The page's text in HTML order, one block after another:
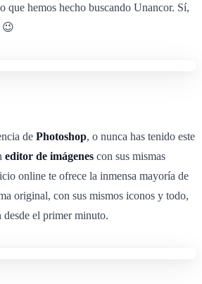
que hemos hecho buscando Unancor. Sí,
😉
de Photoshop, o nunca has tenido este
editor de imágenes con sus mismas
online te ofrece la inmensa mayoría de
original, con sus mismos iconos y todo,
desde el primer minuto.